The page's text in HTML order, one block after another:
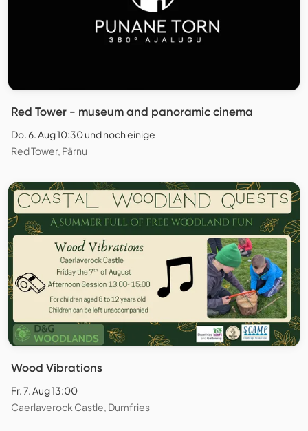
Red Tower - museum and panoramic cinema
Do. 6. Aug 10:30 und noch einige
Red Tower, Pärnu
Wood Vibrations
Fr. 7. Aug 13:00
Caerlaverock Castle, Dumfries